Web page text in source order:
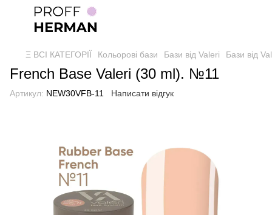
Ξ ВСІ КАТЕГОРІЇ Кольорові бази Бази від Valeri Бази від
French Base Valeri (30 ml). №11
Артикул: NEW30VFB-11 Написати відгук